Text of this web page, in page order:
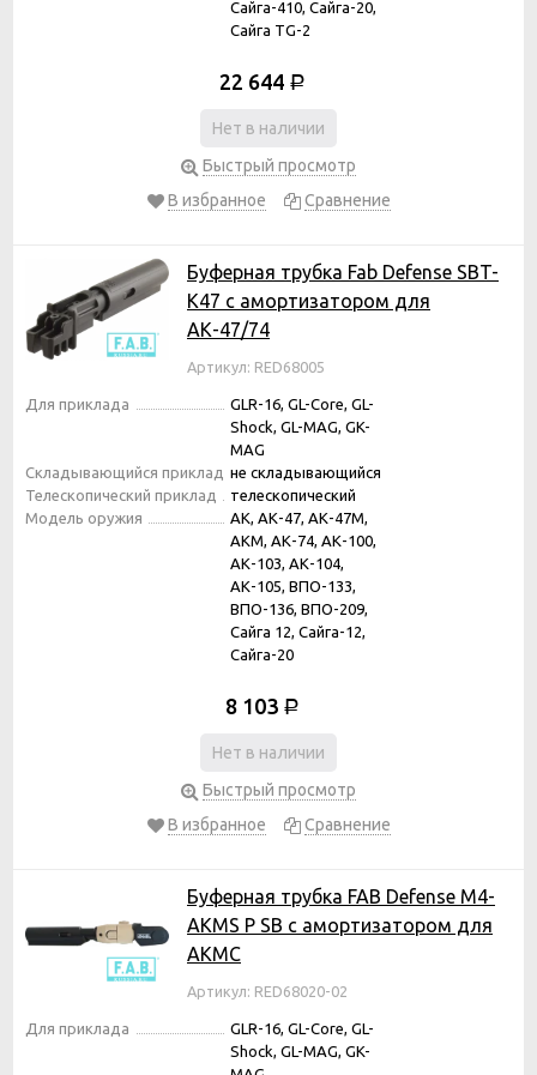
Сайга-410, Сайга-20,
Сайга TG-2
22 644 Р
Нет в наличии
Быстрый просмотр
В избранное
Сравнение
Буферная трубка Fab Defense SBT-
K47 с амортизатором для
АК-47/74
Артикул: RED68005
Для приклада
GLR-16, GL-Core, GL-
Shock, GL-MAG, GK-
MAG
Складывающийся приклад не складывающийся
Телескопический приклад
телескопический
Модель оружия
АК, АК-47, АК-47М,
АКМ, АК-74, АК-100,
АК-103, АК-104,
АК-105, ВПО-133,
ВПО-136, ВПО-209,
Сайга 12, Сайга-12,
Сайга-20
8 103 Р
Нет в наличии
Быстрый просмотр
В избранное
Сравнение
Буферная трубка FAB Defense M4-
AKMS P SB с амортизатором для
АКМС
Артикул: RED68020-02
Для приклада
GLR-16, GL-Core, GL-
Shock, GL-MAG, GK-